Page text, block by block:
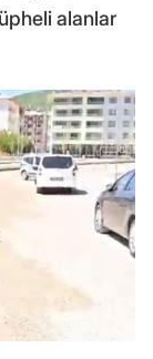
alanlar